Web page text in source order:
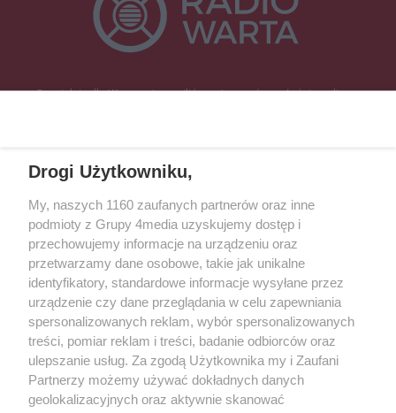
Specjalnie dla Was postanowiliśmy stworzyć rozgłośnię radiową
Śrem, Jarocin, Gniezno, Ostrów Wlkp.).
Kontakt Reklama Patronat
Dane firmowe
Regulamin serwisu i ogłoszeń drobnych
Regulamin konkursów
Polityka prywatności
Przetwarzanie danych osobowych
Zapisz się do newslettera
Dołącz do grona ludzi najlepiej poinformowanych!
Zapisz się »
Drogi Użytkowniku,
My, naszych 1160 zaufanych partnerów oraz inne
podmioty z Grupy 4media uzyskujemy dostęp i
przechowujemy informacje na urządzeniu oraz
przetwarzamy dane osobowe, takie jak unikalne
identyfikatory, standardowe informacje wysyłane przez
urządzenie czy dane przeglądania w celu zapewniania
spersonalizowanych reklam, wybór spersonalizowanych
treści, pomiar reklam i treści, badanie odbiorców oraz
ulepszanie usług. Za zgodą Użytkownika my i Zaufani
Partnerzy możemy używać dokładnych danych
geolokalizacyjnych oraz aktywnie skanować